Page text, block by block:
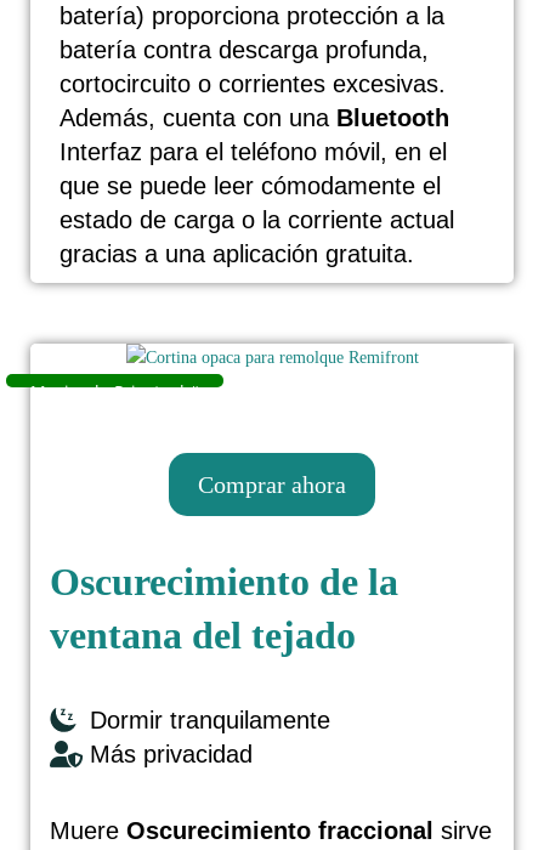
batería) proporciona protección a la
batería contra descarga profunda,
cortocircuito o corrientes excesivas.
Además, cuenta con una Bluetooth
Interfaz para el teléfono móvil, en el
que se puede leer cómodamente el
estado de carga o la corriente actual
gracias a una aplicación gratuita.
Comprar ahora
Oscurecimiento de la
ventana del tejado
Ahorn Camp Alaska TE, año de
Dormir tranquilamente
Más privacidad
Muere Oscurecimiento fraccional sirve